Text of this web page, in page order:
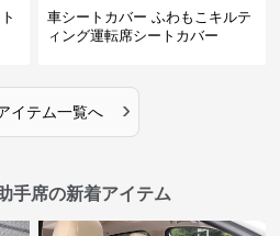
車シートカバー ふわもこキルテ
ィング運転席シートカバー
イテム一覧へ ›
手席の新着アイテム